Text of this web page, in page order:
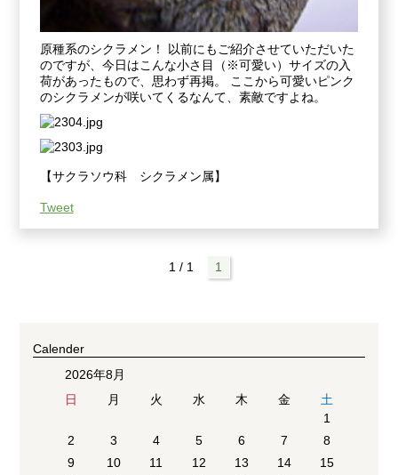
原種系のシクラメン！ 以前にもご紹介させていただいた
のですが、今日はこんな小さ目（※可愛い）サイズの入
荷があったもので、思わず再掲。 ここから可愛いピンク
のシクラメンが咲いてくるなんて、素敵ですよね。
【サクラソウ科 シクラメン属】
Tweet
1 / 1 1
Calender
2026年8月
日
月 火 水 木 金 土
1
2
3 4 5 6 7
8
9
10 11 12 13 14
15